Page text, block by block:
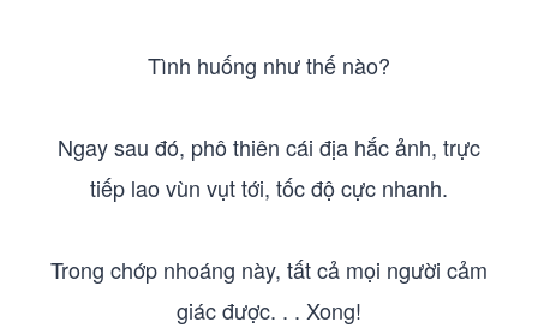
Tình huống như thế nào?
Ngay sau đó, phô thiên cái địa hắc ảnh, trực
tiếp lao vùn vụt tới, tốc độ cực nhanh.
Trong chớp nhoáng này, tất cả mọi người cảm
giác được. . . Xong!